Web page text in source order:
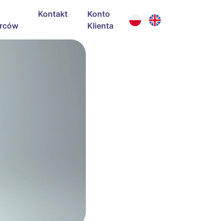
Kontakt
Konto
Klienta